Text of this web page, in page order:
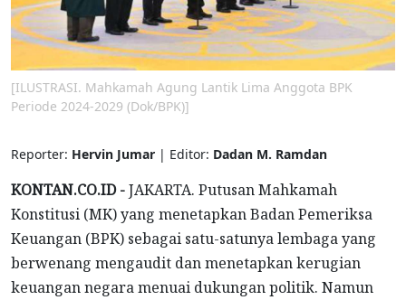
[ILUSTRASI. Mahkamah Agung Lantik Lima Anggota BPK
Periode 2024-2029 (Dok/BPK)]
Reporter: Hervin Jumar | Editor: Dadan M. Ramdan
KONTAN.CO.ID -JAKARTA. Putusan Mahkamah
Konstitusi (MK) yang menetapkan Badan Pemeriksa
Keuangan (BPK) sebagai satu-satunya lembaga yang
berwenang mengaudit dan menetapkan kerugian
keuangan negara menuai dukungan politik. Namun